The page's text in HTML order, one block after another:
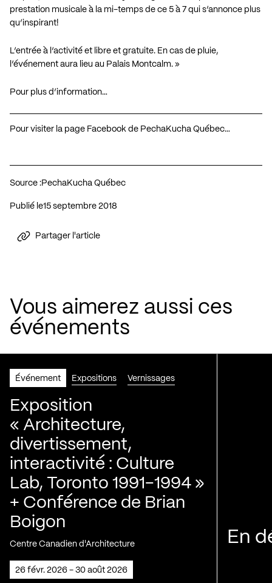
prestation musicale à la mi-temps de ce 5 à 7 qui s’annonce plus
qu’inspirant!
L’entrée à l’activité et libre et gratuite. En cas de pluie,
l’événement aura lieu au Palais Montcalm. »
Pour plus d’information…
Pour visiter la page Facebook de PechaKucha Québec…
Source :PechaKucha Québec
Publié le 15 septembre 2018
Partager l'article
Vous aimerez aussi ces
événements
Événement Expositions Vernissages
Exposition
« Architecture,
divertissement,
interactivité : Culture
Lab, Toronto 1991-1994 »
+ Conférence de Brian
Boigon
Centre Canadien d'Architecture
26 févr. 2026 - 30 août 2026
En